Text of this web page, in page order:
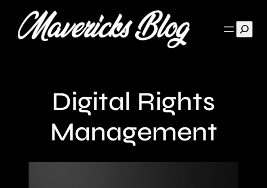
Digital Rights
Management